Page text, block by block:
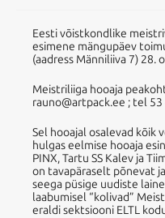
Eesti võistkondlike
esimene mängupäev
(aadress Männiliiva 7)
Meistriliiga hooaja
rauno@artpack.ee ; tel 53
Sel hooajal osalevad kõik
hulgas eelmise hooaja
PINX, Tartu SS Kalev ja
on tavapäraselt põnevat
seega püsige uudiste
laabumisel “kolivad”
eraldi sektsiooni ELTL